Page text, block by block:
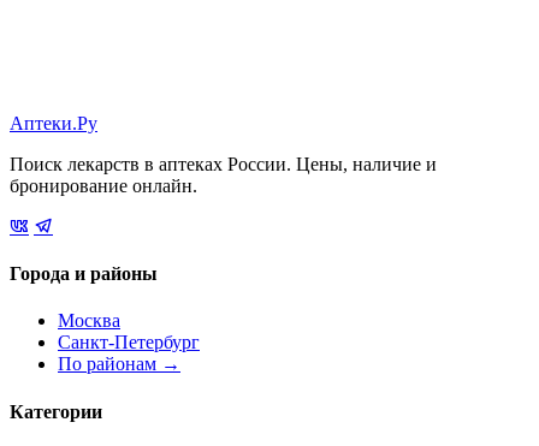
Аптеки.Ру
Поиск лекарств в аптеках России. Цены, наличие и
бронирование онлайн.
Города и районы
Москва
Санкт-Петербург
По районам →
Категории